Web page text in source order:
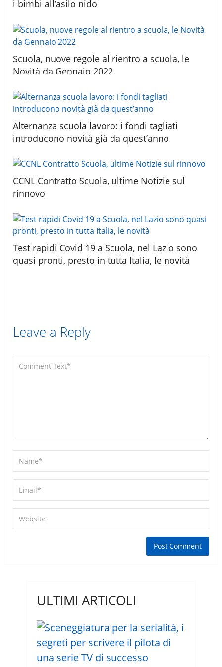
i bimbi all’asilo nido
Scuola, nuove regole al rientro a scuola, le
Novità da Gennaio 2022
Alternanza scuola lavoro: i fondi tagliati
introducono novità già da quest’anno
CCNL Contratto Scuola, ultime Notizie sul
rinnovo
Test rapidi Covid 19 a Scuola, nel Lazio sono
quasi pronti, presto in tutta Italia, le novità
Leave a Reply
ULTIMI ARTICOLI